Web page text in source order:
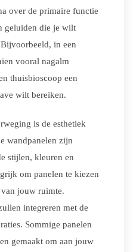
over de primaire functie
geluiden die je wilt
in een
vooral nagalm
thuisbioscoop een
wilt bereiken.
is de esthetiek
wandpanelen zijn
stijlen, kleuren en
om panelen te kiezen
jouw ruimte.
integreren met de
Sommige panelen
gemaakt om aan jouw